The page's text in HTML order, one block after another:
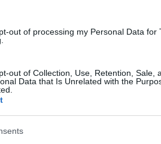
out of processing my Personal Data for
out of Collection, Use, Retention, Sale,
Data that Is Unrelated with the